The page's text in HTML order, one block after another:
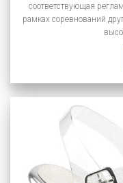
соответствующая
рамках соревнований